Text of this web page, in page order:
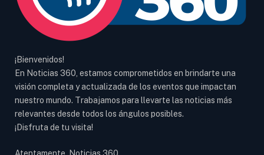
¡Bienvenidos!
En Noticias 360, estamos comprometidos en brindarte una
visión completa y actualizada de los eventos que impactan
nuestro mundo. Trabajamos para llevarte las noticias más
relevantes desde todos los ángulos posibles.
¡Disfruta de tu visita!